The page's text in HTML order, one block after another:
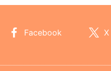
Facebook X